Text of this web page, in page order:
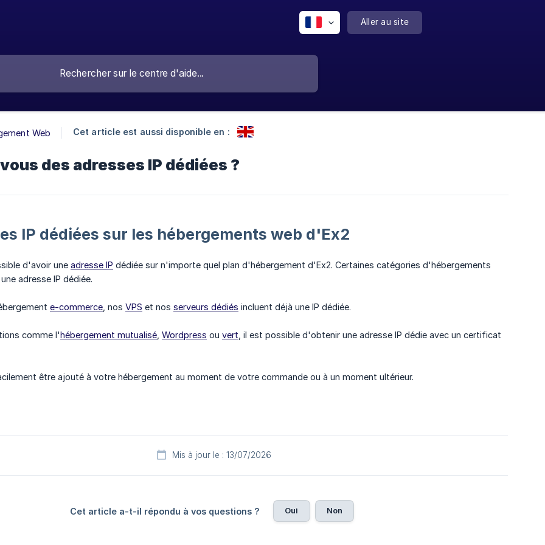
Aller au site
Web Cet article est aussi disponible en :
des adresses IP dédiées ?
IP dédiées sur les hébergements web d'Ex2
d'avoir une adresse IP dédiée sur n'importe quel plan d'hébergement d'Ex2. Certaines catégories d'hébergements
adresse IP dédiée.
e-commerce , nos VPS et nos serveurs dédiés incluent déjà une IP dédiée.
comme l'hébergement mutualisé Wordpress ou vert , il est possible d'obtenir une adresse IP dédie avec un certificat
être ajouté à votre hébergement au moment de votre commande ou à un moment ultérieur.
Mis à jour le : 13/07/2026
Cet article a-t-il répondu à vos questions ? Oui Non